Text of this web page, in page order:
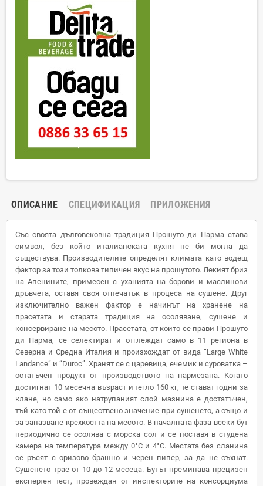
ОПИСАНИЕ СПЕЦИФИКАЦИЯ ПРИЛОЖЕНИЯ
Със своята дълговековна традиция Прошуто ди Парма става
символ, без който италианската кухня не би могла да
съществува. Производителите определят климата като водещ
фактор за този толкова типичен вкус на прошутото. Лекият бриз
на Апенините, примесен с уханията на борови и маслинови
дръвчета, оставя своя отпечатък в процеса на сушене. Друг
изключително важен фактор е начинът на хранене на
прасетата и старата традиция на осоляване, сушене и
консервиране на месото. Прасетата, от които се прави Прошуто
ди Парма, се селектират и отглеждат само в 11 региона в
Северна и Средна Италия и произхождат от вида “Large White
Landance” и “Duroc”. Хранят се с царевица, ечемик и суроватка –
остатъчен продукт от производството на пармезана. Когато
достигнат 10 месечна възраст и тегло 160 кг, те стават годни за
клане, но само ако натрупаният слой мазнина е достатъчен,
тъй като той е от съществено значение при сушенето, а също и
за запазване крехкостта на месото. В началната фаза всеки бут
периодично се осолява с морска сол и се поставя в студена
камера на температура между 0°C и 4°C. Местата без сланина
се ръсят с оризово брашно и черен пипер, за да не съхнат.
Сушенето трае от 10 до 12 месеца. Бутът преминава прецизен
експертен тест, провеждан от инспекторите на консорциума